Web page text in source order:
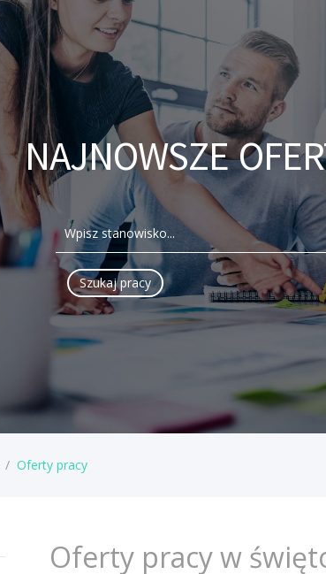
NAJNOWSZE
/ Oferty pracy
Oferty pracy w